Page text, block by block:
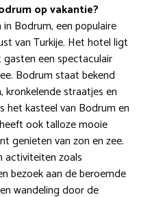
op vakantie?
Bodrum, een populaire
van Turkije. Het hotel ligt
een spectaculair
Bodrum staat bekend
straatjes en
het kasteel van Bodrum en
ook talloze mooie
genieten van zon en zee.
activiteiten zoals
bezoek aan de beroemde
wandeling door de